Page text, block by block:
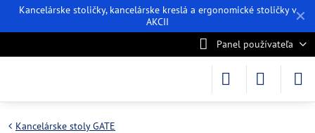
✕
Kancelárske stoličky, kancelárske kreslá a ergonomické stoličky v
AKCII
Panel používateľa
Kancelárske stoly GATE